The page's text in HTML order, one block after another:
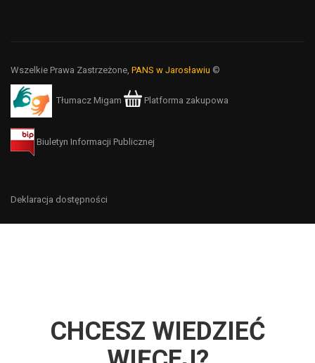
Wszelkie Prawa Zastrzeżone, PANS w Jarosławiu ©
Tłumacz Migam Platforma zakupowa
Biuletyn Informacji Publicznej
Deklaracja dostępności
CHCESZ WIEDZIEĆ